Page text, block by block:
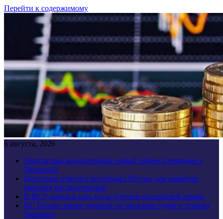
Перейти к содержимому
6 августа, 2026
Лантратова анонсировала новый обмен пленными с
Украиной
Патрушев отметил потенциал России для развития
морских беспилотников
В ВСУ начался хаос из-за успехов российской армии
ВС России вновь ударили по морским судам и портам
Украины